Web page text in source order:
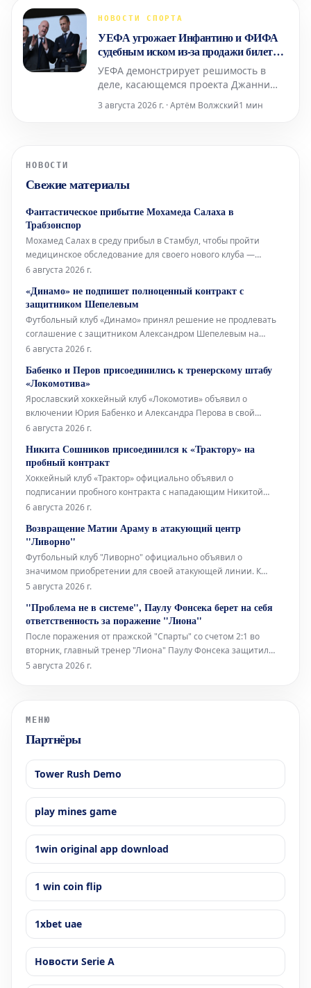
ФИФА с целью привлечения частных
капиталу. Этот амбициозный, но к
НОВОСТИ СПОРТА
УЕФА угрожает Инфантино и ФИФА
судебным иском из-за продажи билетов
на ЧМ и предостерегает о документах
УЕФА демонстрирует решимость в
деле, касающемся проекта Джанни
Enterprise. Организация не намерена
3 августа 2026 г. · Артём Волжский1 мин
НОВОСТИ
Свежие материалы
Фантастическое прибытие Мохамеда Салаха в
Трабзонспор
Мохамед Салах в среду прибыл в Стамбул, чтобы пройти
медицинское обследование для своего нового клуба —
«Трабзонспора». Бывший игрок «Ливерпуля» был встречен как
чем отправиться в город Трабзон в конце дня, где его ждал
еще более впечатляющий
6 августа 2026 г.
«Динамо» не подпишет полноценный контракт с
защитником Шепелевым
Футбольный клуб «Динамо» принял решение не продлевать
соглашение с защитником Александром Шепелевым на
постоянной основе. Об этом официально заявила пресс-
6 августа 2026 г.
Бабенко и Перов присоединились к тренерскому штабу
«Локомотива»
Ярославский хоккейный клуб «Локомотив» объявил о
включении Юрия Бабенко и Александра Перова в свой
тренерский штаб. Об этом сообщила пресс-служба команды.
6 августа 2026 г.
Никита Сошников присоединился к «Трактору» на
пробный контракт
Хоккейный клуб «Трактор» официально объявил о
подписании пробного контракта с нападающим Никитой
Сошниковым. Данная информация подтверждена пресс-
6 августа 2026 г.
Возвращение Матии Араму в атакующий центр
"Ливорно"
Футбольный клуб "Ливорно" официально объявил о
значимом приобретении для своей атакующей линии. К
команде присоединился Матия Араму, игрок 1995 года
"амаранто" после его пребывания в клубе в сезоне 2015/16.
5 августа 2026 г.
"Проблема не в системе", Паулу Фонсека берет на себя
ответственность за поражение "Лиона"
После поражения от пражской "Спарты" со счетом 2:1 во
вторник, главный тренер "Лиона" Паулу Фонсека защитил
свою тактическую расстановку. Он признал, что его выбор и
5 августа 2026 г.
МЕНЮ
Партнёры
Tower Rush Demo
play mines game
1win original app download
1 win coin flip
1xbet uae
Новости Serie A